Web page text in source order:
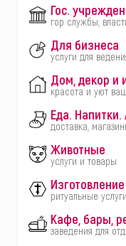
Гос.
гор службы,
Для бизнеса
услуги для
Дом, декор и
красота и уют
Еда. Напитки.
доставка,
Животные
услуги и товары
ритуальные услуги
Кафе, бары,
заведения для